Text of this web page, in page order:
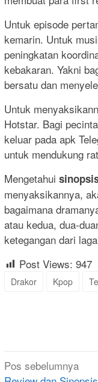
Untuk episode
kemarin. Untuk
peningkatan
kebakaran. Yakni
bersatu dan
Untuk
Hotstar. Bagi
keluar pada apk
untuk mendukung
Mengetahui
menyaksikannya,
bagaimana
atau kedua, dua-
ketegangan dari
Post Views: 947
Drakor Kpop
Navigasi
Pos sebelumnya